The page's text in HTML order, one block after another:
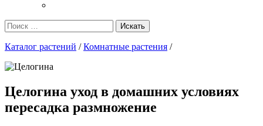
Каталог растений /Комнатные растения /
Целогина уход в домашних условиях
пересадка размножение